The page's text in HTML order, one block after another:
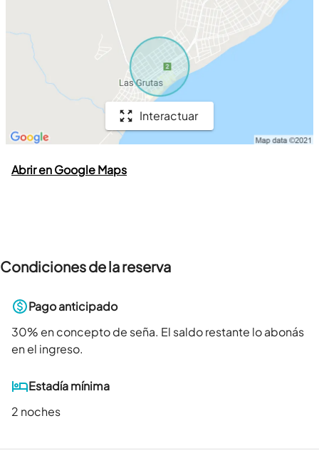
Interactuar
Abrir en Google Maps
Condiciones de la reserva
Pago anticipado
30% en concepto de seña. El saldo restante lo abonás
en el ingreso.
Estadía mínima
2 noches